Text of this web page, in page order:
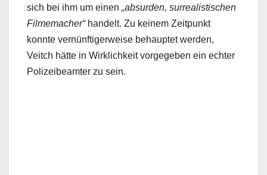
sich bei ihm um einen „absurden, surrealistischen
Filmemacher“handelt. Zu keinem Zeitpunkt
konnte vernünftigerweise behauptet werden,
Veitch hätte in Wirklichkeit vorgegeben ein echter
Polizeibeamter zu sein.